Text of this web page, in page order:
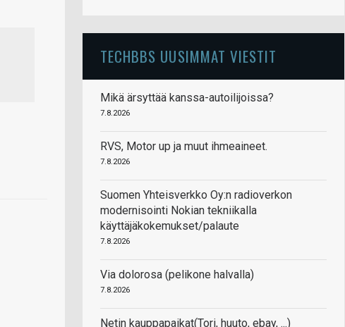
TECHBBS UUSIMMAT VIESTIT
Mikä ärsyttää kanssa-autoilijoissa?
7.8.2026
RVS, Motor up ja muut ihmeaineet.
7.8.2026
Suomen Yhteisverkko Oy:n radioverkon
modernisointi Nokian tekniikalla
käyttäjäkokemukset/palaute
7.8.2026
Via dolorosa (pelikone halvalla)
7.8.2026
Netin kauppapaikat(Tori, huuto, ebay, ...)